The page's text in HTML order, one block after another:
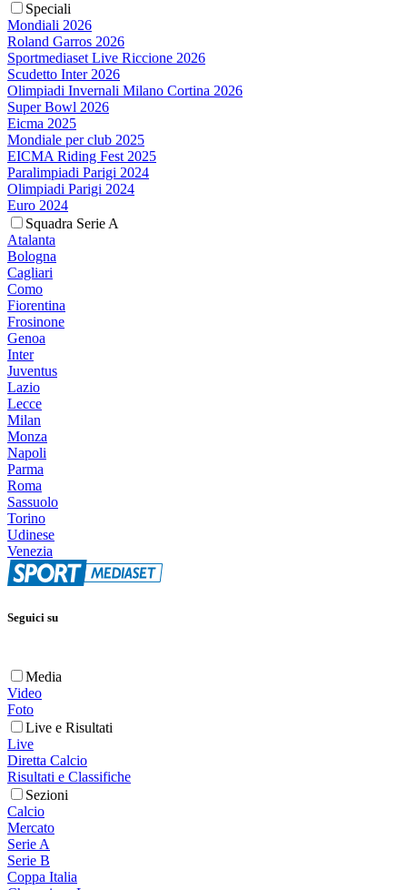
Speciali
Mondiali 2026
Roland Garros 2026
Sportmediaset Live Riccione 2026
Scudetto Inter 2026
Olimpiadi Invernali Milano Cortina 2026
Super Bowl 2026
Eicma 2025
Mondiale per club 2025
EICMA Riding Fest 2025
Paralimpiadi Parigi 2024
Olimpiadi Parigi 2024
Euro 2024
Squadra Serie A
Atalanta
Bologna
Cagliari
Como
Fiorentina
Frosinone
Genoa
Inter
Juventus
Lazio
Lecce
Milan
Monza
Napoli
Parma
Roma
Sassuolo
Torino
Udinese
Venezia
Seguici su
Media
Video
Foto
Live e Risultati
Live
Diretta Calcio
Risultati e Classifiche
Sezioni
Calcio
Mercato
Serie A
Serie B
Coppa Italia